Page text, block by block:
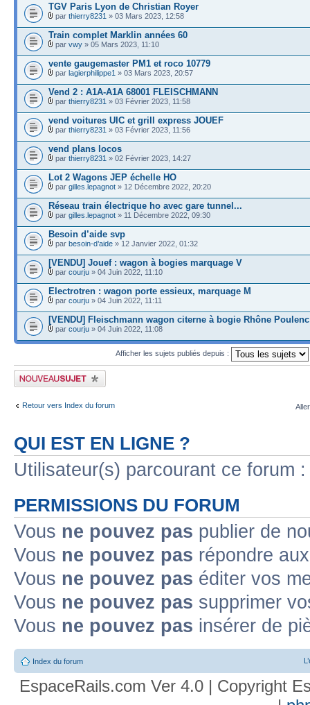
TGV Paris Lyon de Christian Royer
par thierry8231 » 03 Mars 2023, 12:58
Train complet Marklin années 60
par vwy » 05 Mars 2023, 11:10
vente gaugemaster PM1 et roco 10779
par lagierphilippe1 » 03 Mars 2023, 20:57
Vend 2 : A1A-A1A 68001 FLEISCHMANN
par thierry8231 » 03 Février 2023, 11:58
vend voitures UIC et grill express JOUEF
par thierry8231 » 03 Février 2023, 11:56
vend plans locos
par thierry8231 » 02 Février 2023, 14:27
Lot 2 Wagons JEP échelle HO
par gilles.lepagnot » 12 Décembre 2022, 20:20
Réseau train électrique ho avec gare tunnel...
par gilles.lepagnot » 11 Décembre 2022, 09:30
Besoin d’aide svp
par besoin-d’aide » 12 Janvier 2022, 01:32
[VENDU] Jouef : wagon à bogies marquage V
par courju » 04 Juin 2022, 11:10
Electrotren : wagon porte essieux, marquage M
par courju » 04 Juin 2022, 11:11
[VENDU] Fleischmann wagon citerne à bogie Rhône Poulenc
par courju » 04 Juin 2022, 11:08
Afficher les sujets publiés depuis :
Publier un nouveau sujet
Retour vers Index du forum
QUI EST EN LIGNE ?
Utilisateur(s) parcourant ce forum
PERMISSIONS DU FORUM
Vous ne pouvez pas publier de
Vous ne pouvez pas répondre
Vous ne pouvez pas éditer vos
Vous ne pouvez pas supprimer
Vous ne pouvez pas insérer de
Index du forum
EspaceRails.com Ver 4.0 | Copyright